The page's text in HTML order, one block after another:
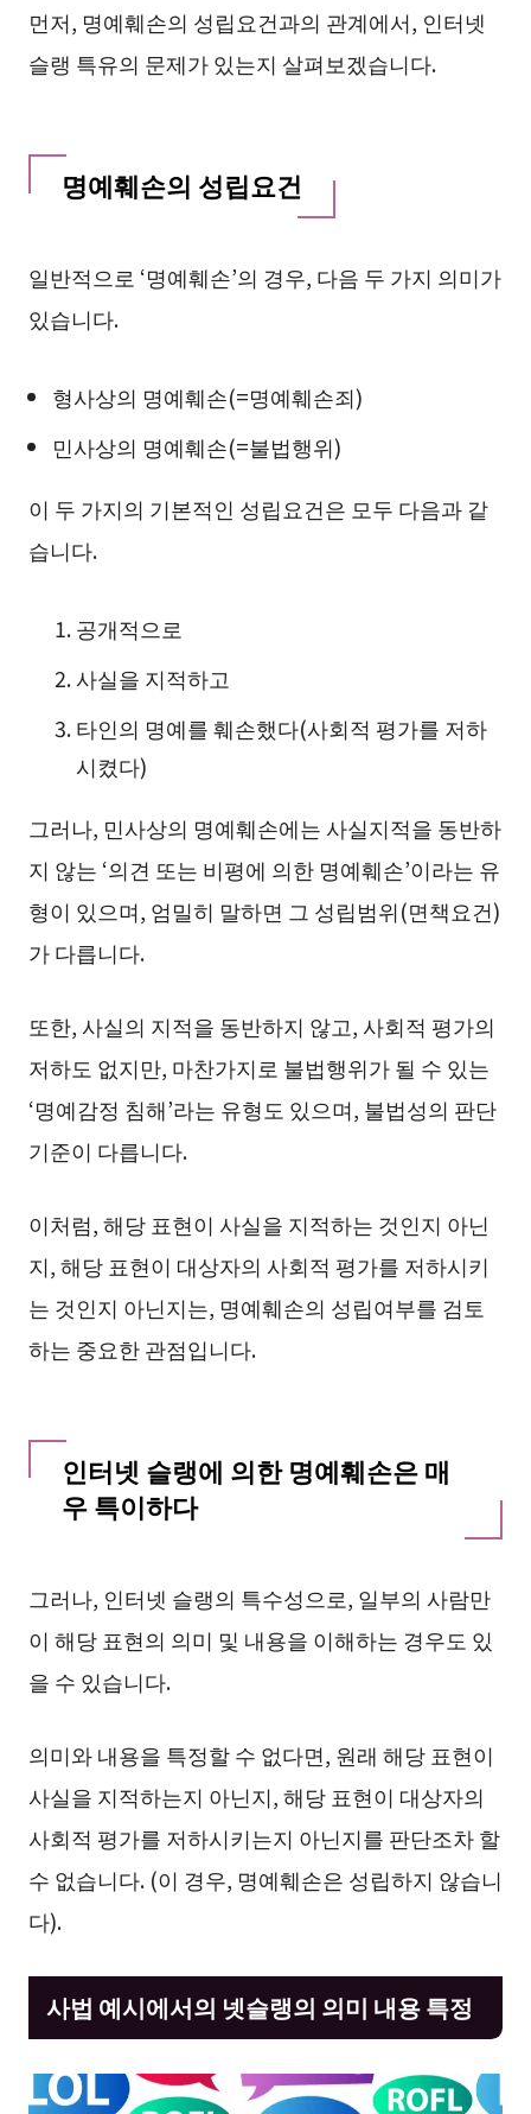
먼저, 명예훼손의 성립요건과의 관계에서, 인터넷
슬랭 특유의 문제가 있는지 살펴보겠습니다.
명예훼손의 성립요건
일반적으로 ‘명예훼손’의 경우, 다음 두 가지 의미가
있습니다.
형사상의 명예훼손(=명예훼손죄)
민사상의 명예훼손(=불법행위)
이 두 가지의 기본적인 성립요건은 모두 다음과 같
습니다.
공개적으로
사실을 지적하고
타인의 명예를 훼손했다(사회적 평가를 저하
시켰다)
그러나, 민사상의 명예훼손에는 사실지적을 동반하
지 않는 ‘의견 또는 비평에 의한 명예훼손’이라는 유
형이 있으며, 엄밀히 말하면 그 성립범위(면책요건)
가 다릅니다.
또한, 사실의 지적을 동반하지 않고, 사회적 평가의
저하도 없지만, 마찬가지로 불법행위가 될 수 있는
‘명예감정 침해’라는 유형도 있으며, 불법성의 판단
기준이 다릅니다.
이처럼, 해당 표현이 사실을 지적하는 것인지 아닌
지, 해당 표현이 대상자의 사회적 평가를 저하시키
는 것인지 아닌지는, 명예훼손의 성립여부를 검토
하는 중요한 관점입니다.
인터넷 슬랭에 의한 명예훼손은 매
우 특이하다
그러나, 인터넷 슬랭의 특수성으로, 일부의 사람만
이 해당 표현의 의미 및 내용을 이해하는 경우도 있
을 수 있습니다.
의미와 내용을 특정할 수 없다면, 원래 해당 표현이
사실을 지적하는지 아닌지, 해당 표현이 대상자의
사회적 평가를 저하시키는지 아닌지를 판단조차 할
수 없습니다. (이 경우, 명예훼손은 성립하지 않습니
다).
사법 예시에서의 넷슬랭의 의미 내용 특정